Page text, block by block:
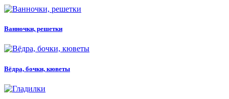
Ванночки, решетки
Вёдра, бочки, кюветы